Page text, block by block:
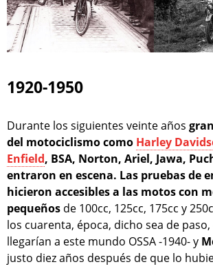
1920-1950
Durante los siguientes veinte años
del motociclismo como Harley
Enfield, BSA, Norton, Ariel, Jawa,
entraron en escena. Las pruebas de
hicieron accesibles a las motos con
pequeños de 100cc, 125cc, 175cc y
los cuarenta, época, dicho sea de
llegarían a este mundo OSSA -1940- y
justo diez años después de que lo